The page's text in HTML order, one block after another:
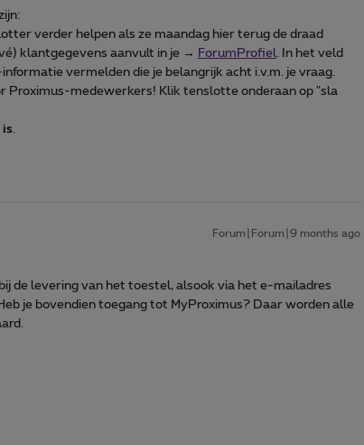
verder helpen als ze maandag hier terug de draad
klantgegevens aanvult in je → ForumProfiel . In het veld
vermelden die je belangrijk acht i.v.m. je vraag.
Proximus-medewerkers! Klik tenslotte onderaan op "sla
is
Forum|Forum|9 months ago
de levering van het toestel, alsook via het e-mailadres
je bovendien toegang tot MyProximus? Daar worden alle